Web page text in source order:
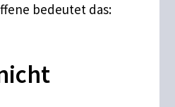
bedeutet das: